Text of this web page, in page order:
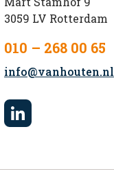
3059 LV Rotterdam
010 – 268 00 65
info@vanhouten.nl